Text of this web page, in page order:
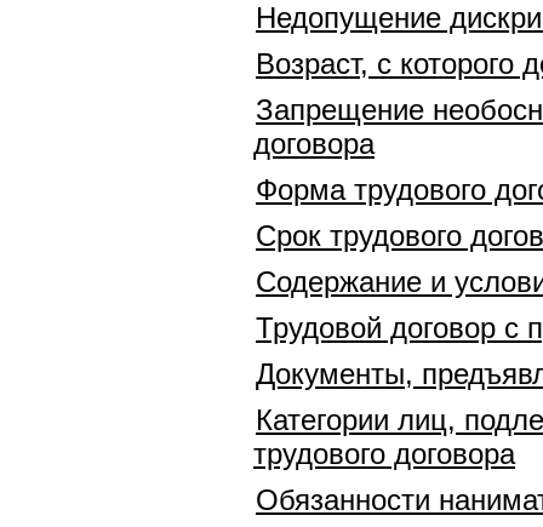
Недопущение
Возраст, с которого
Запрещение
договора
Форма трудового
Срок трудового
Содержание и
Трудовой договор с
Документы,
Категории лиц,
трудового договора
Обязанности